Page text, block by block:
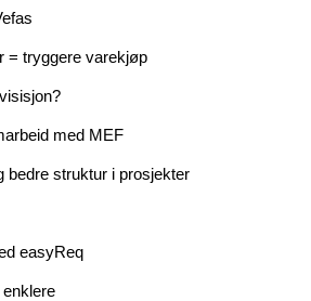
= tryggere varekjøp
med MEF
struktur i prosjekter
easyReq